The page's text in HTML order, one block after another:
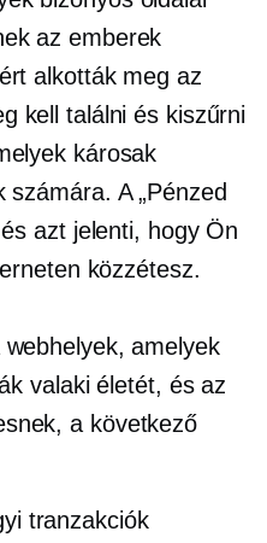
az emberek
alkották meg az
kell találni és kiszűrni
károsak
A „Pénzed
azt jelenti, hogy Ön
közzétesz.
amelyek
valaki életét, és az
a következő
tranzakciók